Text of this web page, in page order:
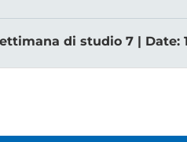
di studio 7 | Date: